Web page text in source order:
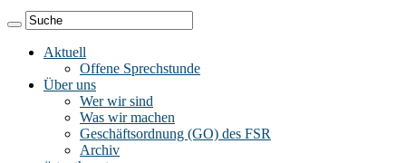
Aktuell
Offene Sprechstunde
Über uns
Wer wir sind
Was wir machen
Geschäftsordnung (GO) des FSR
Archiv